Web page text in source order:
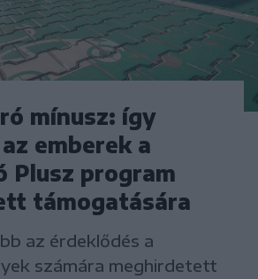
mínusz: így
emberek a
Plusz program
támogatására
az érdeklődés a
számára meghirdetett